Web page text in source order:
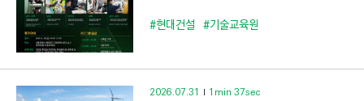
#현대건설 #기술교육원
2026.07.31 1min 37sec